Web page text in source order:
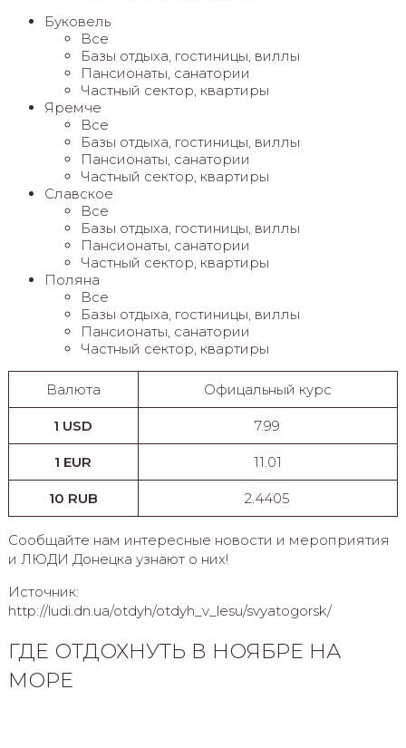
Буковель
Все
Базы отдыха, гостиницы, виллы
Пансионаты, санатории
Частный сектор, квартиры
Яремче
Все
Базы отдыха, гостиницы, виллы
Пансионаты, санатории
Частный сектор, квартиры
Славское
Все
Базы отдыха, гостиницы, виллы
Пансионаты, санатории
Частный сектор, квартиры
Поляна
Все
Базы отдыха, гостиницы, виллы
Пансионаты, санатории
Частный сектор, квартиры
Валюта Офицальный курс
1 USD 7.99
1 EUR 11.01
10 RUB 2.4405
Сообщайте нам интересные новости и мероприятия
и ЛЮДИ Донецка узнают о них!
Источник:
http://ludi.dn.ua/otdyh/otdyh_v_lesu/svyatogorsk/
ГДЕ ОТДОХНУТЬ В НОЯБРЕ НА
МОРЕ